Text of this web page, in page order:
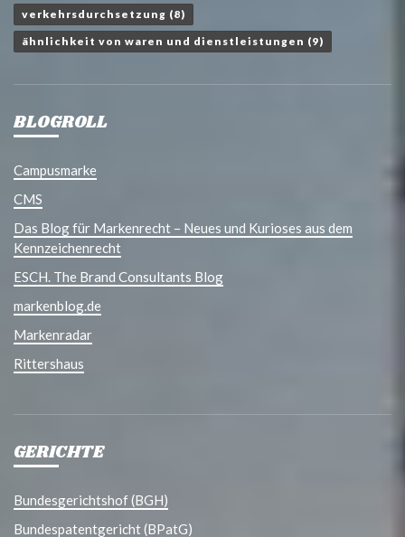
verkehrsdurchsetzung (8)
ähnlichkeit von waren und dienstleistungen (9)
BLOGROLL
Campusmarke
CMS
Das Blog für Markenrecht – Neues und Kurioses aus dem
Kennzeichenrecht
ESCH. The Brand Consultants Blog
markenblog.de
Markenradar
Rittershaus
GERICHTE
Bundesgerichtshof (BGH)
Bundespatentgericht (BPatG)